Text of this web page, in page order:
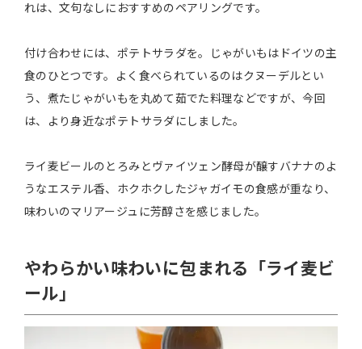
れは、文句なしにおすすめのペアリングです。
付け合わせには、ポテトサラダを。じゃがいもはドイツの主
食のひとつです。よく食べられているのはクヌーデルとい
う、煮たじゃがいもを丸めて茹でた料理などですが、今回
は、より身近なポテトサラダにしました。
ライ麦ビールのとろみとヴァイツェン酵母が醸すバナナのよ
うなエステル香、ホクホクしたジャガイモの食感が重なり、
味わいのマリアージュに芳醇さを感じました。
やわらかい味わいに包まれる「ライ麦ビ
ール」